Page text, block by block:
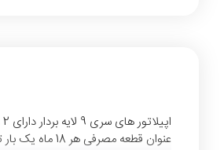
عنوان قطعه مصرفی هر 18 ماه یک بار تعویض گردد.